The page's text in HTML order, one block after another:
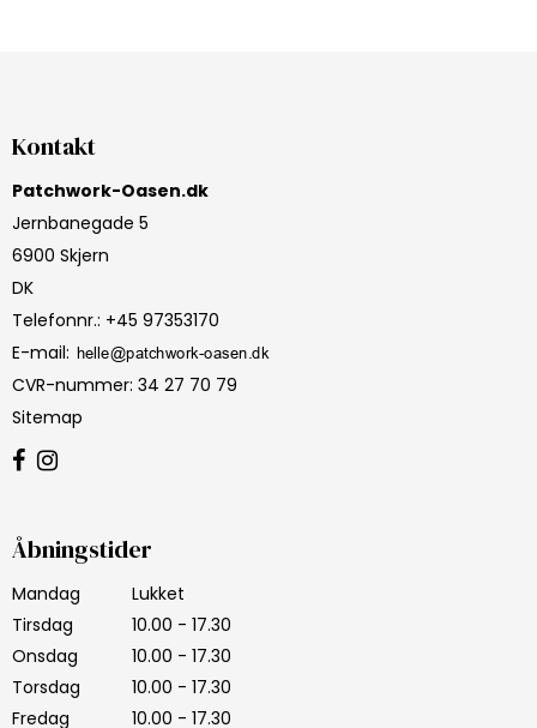
Kontakt
Patchwork-Oasen.dk
Jernbanegade 5
6900 Skjern
DK
Telefonnr.: +45 97353170
E-mail:
CVR-nummer: 34 27 70 79
Sitemap
Åbningstider
Mandag
Lukket
Tirsdag
10.00 - 17.30
Onsdag
10.00 - 17.30
Torsdag
10.00 - 17.30
Fredag
10.00 - 17.30